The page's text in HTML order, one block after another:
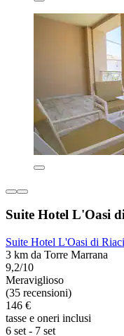
Suite Hotel L'Oasi
Suite Hotel L'Oasi di Riaci
3 km da Torre Marrana
9,2/10
Meraviglioso
(35 recensioni)
146 €
tasse e oneri inclusi
6 set - 7 set